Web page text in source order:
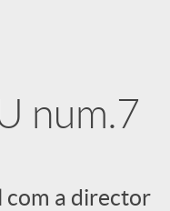
num.7
com a director